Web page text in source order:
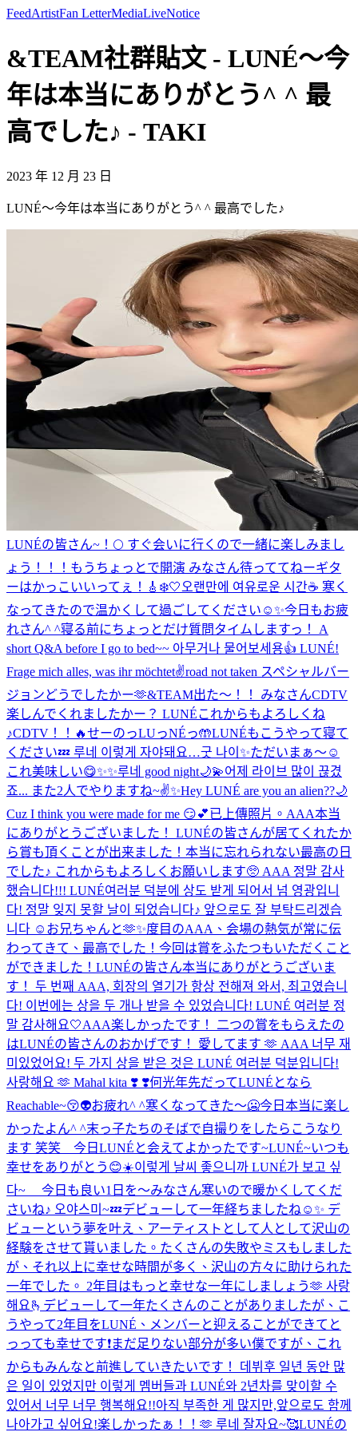
FeedArtistFan LetterMediaLiveNotice
&TEAM社群貼文 - LUNÉ〜今
年は本当にありがとう^ ^ 最
高でした♪ - TAKI
2023 年 12 月 23 日
LUNÉ〜今年は本当にありがとう^ ^ 最高でした♪
LUNÉの皆さん~！🌕 すぐ会いに行くので一緒に楽しみまし
ょう！！！ もうちょっとで開演 みなさん待っててねーギタ
ーはかっこいいってぇ！🎸 ❄️🤍 오랜만에 여유로운 시간☕️ 寒く
なってきたので温かくして過ごしてください☺️✨今日もお疲
れさん^ ^寝る前にちょっとだけ質問タイムしますっ！ A
short Q&A before I go to bed~~ 아무거나 물어보세용👍 LUNÉ!
Frage mich alles, was ihr möchtet✌️road not taken スペシャルバー
ジョンどうでしたかー🫶&TEAM出た〜！！ みなさんCDTV
楽しんでくれましたかー？ LUNÉこれからもよろしくね
♪CDTV！！🔥せーのっLUっNÉっ🤲LUNÉもこうやって寝て
ください💤 루네 이렇게 자야돼요…굿 나이✨ただいまぁ〜☺️
これ美味しい😋✨✨루네 good night🌙💫어제 라이브 많이 끊겼
죠... また2人でやりますね~✌️✨Hey LUNÉ are you an alien??🌙
Cuz I think you were made for me 😏💕已上傳照片。 AAA本当
にありがとうございました！ LUNÉの皆さんが居てくれたか
ら賞も頂くことが出来ました！本当に忘れられない最高の日
でした♪ これからもよろしくお願いします🥺 AAA 정말 감사
했습니다!!! LUNÉ여러분 덕분에 상도 받게 되어서 넘 영광입니
다! 정말 잊지 못할 날이 되었습니다♪ 앞으로도 잘 부탁드리겠습
니다 ☺️ お兄ちゃんと🫶✨度目のAAA、会場の熱気が常に伝
わってきて、最高でした！今回は賞をふたつもいただくこと
ができました！LUNÉの皆さん本当にありがとうございま
す！ 두 번째 AAA, 회장의 열기가 항상 전해져 와서, 최고였습니
다! 이번에는 상을 두 개나 받을 수 있었습니다! LUNÉ 여러분 정
말 감사해요🤍AAA楽しかったです！ 二つの賞をもらえたの
はLUNÉの皆さんのおかげです！ 愛してます 🫶 AAA 너무 재
미있었어요! 두 가지 상을 받은 것은 LUNÉ 여러분 덕분입니다!
사랑해요 🫶 Mahal kita ❣️ ❣️何光年先だってLUNÉとなら
Reachable~😚👽お疲れ^ ^寒くなってきた〜🥶今日本当に楽し
かったよん^ ^末っ子たちのそばで自撮りをしたらこうなり
ます 笑笑 今日LUNÉと会えてよかったです~LUNÉ~いつも
幸せをありがとう😊☀️이렇게 날씨 좋으니까 LUNÉ가 보고 싶
다~ 今日も良い1日を〜みなさん寒いので暖かくしてくだ
さいね♪ 오야스미~💤デビューして一年経ちましたね☺️✨ デ
ビューという夢を叶え、アーティストとして人として沢山の
経験をさせて貰いました。たくさんの失敗やミスもしました
が、それ以上に幸せな時間が多く、沢山の方々に助けられた
一年でした。 2年目はもっと幸せな一年にしましょう🫶 사랑
해요🫰 デビューして一年たくさんのことがありましたが、こ
うやって2年目をLUNÉ、メンバーと迎えることができてと
っっても幸せです❗まだ足りない部分が多い僕ですが、これ
からもみんなと前進していきたいです！ 데뷔후 일년 동안 많
은 일이 있었지만 이렇게 멤버들과 LUNÉ와 2년차를 맞이할 수
있어서 너무 너무 행복해요!!아직 부족한 게 많지만,앞으로도 함께
나아가고 싶어요!楽しかったぁ！！🫶 루네 잘자요~🥰LUNÉの